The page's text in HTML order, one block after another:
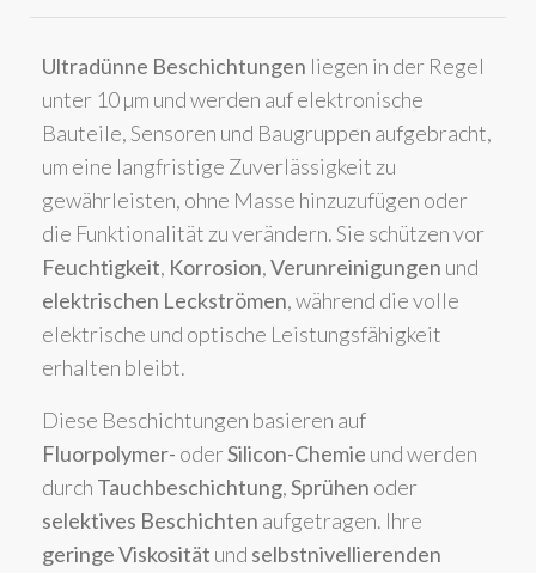
Ultradünne Beschichtungen liegen in der Regel
unter 10 µm und werden auf elektronische
Bauteile, Sensoren und Baugruppen aufgebracht,
um eine langfristige Zuverlässigkeit zu
gewährleisten, ohne Masse hinzuzufügen oder
die Funktionalität zu verändern. Sie schützen vor
Feuchtigkeit, Korrosion,Verunreinigungen und
elektrischen Leckströmen, während die volle
elektrische und optische Leistungsfähigkeit
erhalten bleibt.
Diese Beschichtungen basieren auf
Fluorpolymer- oderSilicon-Chemie und werden
durch Tauchbeschichtung,Sprühen oder
selektives Beschichten aufgetragen. Ihre
geringe Viskosität und selbstnivellierenden